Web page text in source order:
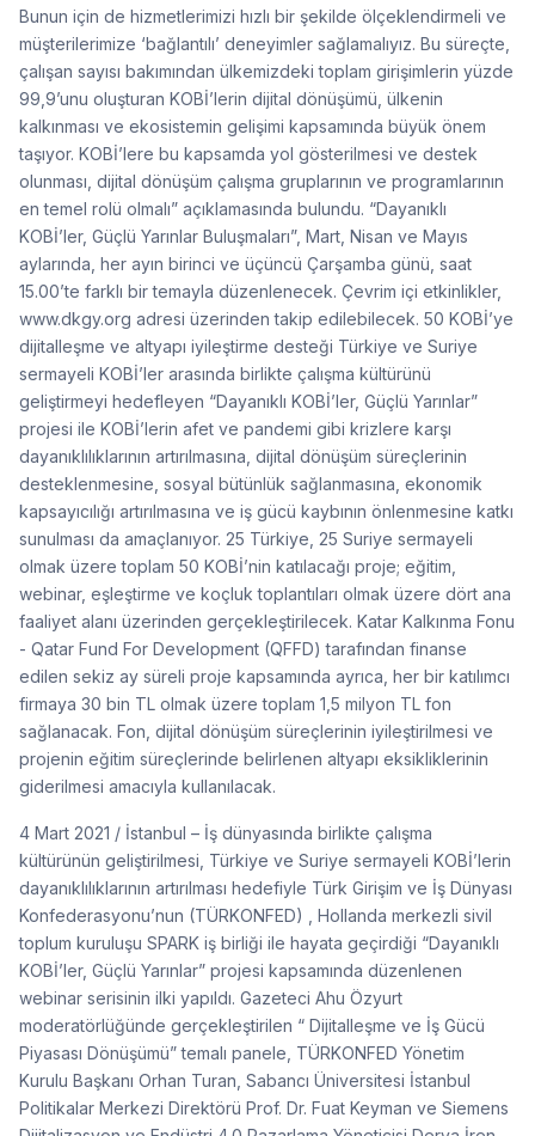
Bunun için de hizmetlerimizi hızlı bir şekilde ölçeklendirmeli ve
müşterilerimize ‘bağlantılı’ deneyimler sağlamalıyız. Bu süreçte,
çalışan sayısı bakımından ülkemizdeki toplam girişimlerin yüzde
99,9’unu oluşturan KOBİ’lerin dijital dönüşümü, ülkenin
kalkınması ve ekosistemin gelişimi kapsamında büyük önem
taşıyor. KOBİ’lere bu kapsamda yol gösterilmesi ve destek
olunması, dijital dönüşüm çalışma gruplarının ve programlarının
en temel rolü olmalı” açıklamasında bulundu. “Dayanıklı
KOBİ’ler, Güçlü Yarınlar Buluşmaları”, Mart, Nisan ve Mayıs
aylarında, her ayın birinci ve üçüncü Çarşamba günü, saat
15.00’te farklı bir temayla düzenlenecek. Çevrim içi etkinlikler,
www.dkgy.org adresi üzerinden takip edilebilecek. 50 KOBİ’ye
dijitalleşme ve altyapı iyileştirme desteği Türkiye ve Suriye
sermayeli KOBİ’ler arasında birlikte çalışma kültürünü
geliştirmeyi hedefleyen “Dayanıklı KOBİ’ler, Güçlü Yarınlar”
projesi ile KOBİ’lerin afet ve pandemi gibi krizlere karşı
dayanıklılıklarının artırılmasına, dijital dönüşüm süreçlerinin
desteklenmesine, sosyal bütünlük sağlanmasına, ekonomik
kapsayıcılığı artırılmasına ve iş gücü kaybının önlenmesine katkı
sunulması da amaçlanıyor. 25 Türkiye, 25 Suriye sermayeli
olmak üzere toplam 50 KOBİ’nin katılacağı proje; eğitim,
webinar, eşleştirme ve koçluk toplantıları olmak üzere dört ana
faaliyet alanı üzerinden gerçekleştirilecek. Katar Kalkınma Fonu
- Qatar Fund For Development (QFFD) tarafından finanse
edilen sekiz ay süreli proje kapsamında ayrıca, her bir katılımcı
firmaya 30 bin TL olmak üzere toplam 1,5 milyon TL fon
sağlanacak. Fon, dijital dönüşüm süreçlerinin iyileştirilmesi ve
projenin eğitim süreçlerinde belirlenen altyapı eksikliklerinin
giderilmesi amacıyla kullanılacak.
4 Mart 2021 / İstanbul – İş dünyasında birlikte çalışma
kültürünün geliştirilmesi, Türkiye ve Suriye sermayeli KOBİ’lerin
dayanıklılıklarının artırılması hedefiyle Türk Girişim ve İş Dünyası
Konfederasyonu’nun (TÜRKONFED) , Hollanda merkezli sivil
toplum kuruluşu SPARK iş birliği ile hayata geçirdiği “Dayanıklı
KOBİ’ler, Güçlü Yarınlar” projesi kapsamında düzenlenen
webinar serisinin ilki yapıldı. Gazeteci Ahu Özyurt
moderatörlüğünde gerçekleştirilen “ Dijitalleşme ve İş Gücü
Piyasası Dönüşümü” temalı panele, TÜRKONFED Yönetim
Kurulu Başkanı Orhan Turan, Sabancı Üniversitesi İstanbul
Politikalar Merkezi Direktörü Prof. Dr. Fuat Keyman ve Siemens